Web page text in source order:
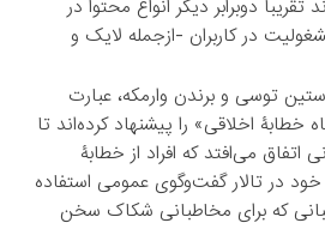
دوبرابر دیگر انواع محتوا در
در کاربران -ازجمله لایک و
توسی و برندن وارمکه، عبارت
خطابۀ اخلاقی» را پیشنهاد کرده‌اند تا
اتفاق می‌افتد که افراد از خطابۀ
خود در تالار گفت‌وگوی عمومی استفاده
که برای مخاطبانی شکاک سخن